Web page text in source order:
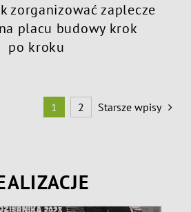
zorganizować zaplecze
placu budowy krok
po kroku
1 2 Starsze wpisy